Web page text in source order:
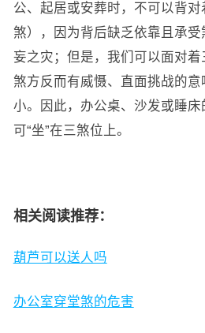
公、起居或安葬时，不可以背
煞），因为背后缺乏依靠且承
妄之灾；但是，我们可以面对
煞方反而有威慑、直面挑战的
小。因此，办公桌、沙发或睡
可“坐”在三煞位上。
相关阅读推荐：
葫芦可以送人吗
办公室穿堂煞的危害